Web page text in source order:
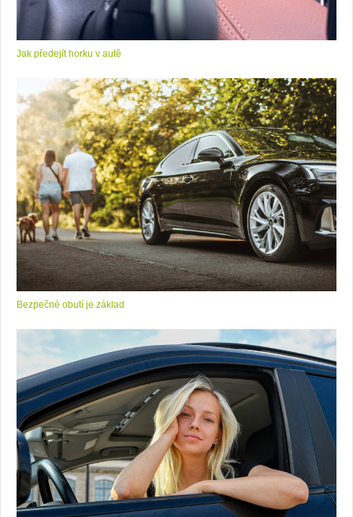
Jak předejít horku v autě
Bezpečné obutí je základ